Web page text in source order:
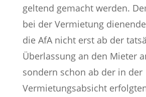
geltend gemacht werden.
bei der Vermietung
die AfA nicht erst ab der
Überlassung an den Mieter
sondern schon ab der in der
Vermietungsabsicht